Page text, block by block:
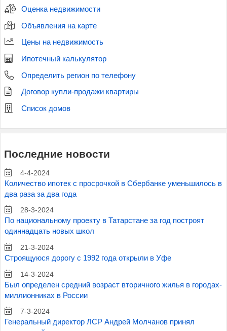
Оценка недвижимости
Объявления на карте
Цены на недвижимость
Ипотечный калькулятор
Определить регион по телефону
Договор купли-продажи квартиры
Список домов
Последние новости
4-4-2024
Количество ипотек с просрочкой в Сбербанке уменьшилось в
два раза за два года
28-3-2024
По национальному проекту в Татарстане за год построят
одиннадцать новых школ
21-3-2024
Строящуюся дорогу с 1992 года открыли в Уфе
14-3-2024
Был определен средний возраст вторичного жилья в городах-
миллионниках в России
7-3-2024
Генеральный директор ЛСР Андрей Молчанов принял